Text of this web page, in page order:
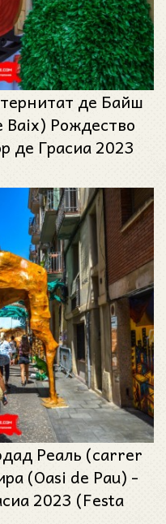
де Байш
Рождество
де Грасиа 2023
Реаль (carrer
(Oasi de Pau) -
2023 (Festa